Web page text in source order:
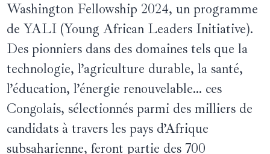
Washington Fellowship 2024, un programme
de YALI (Young African Leaders Initiative).
Des pionniers dans des domaines tels que la
technologie, l’agriculture durable, la santé,
l’éducation, l’énergie renouvelable… ces
Congolais, sélectionnés parmi des milliers de
candidats à travers les pays d’Afrique
subsaharienne, feront partie des 700